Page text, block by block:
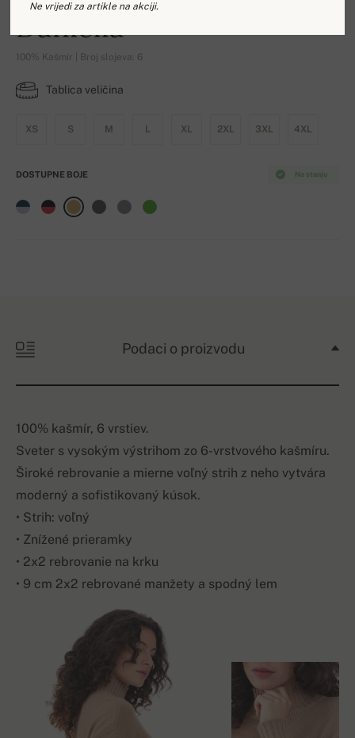
Daniella
100% Kašmir | Broj slojeva: 6
Tablica veličina
XS S M L XL 2XL 3XL 4XL
Na stanju
DOSTUPNE BOJE
Podaci o proizvodu
100% kašmír, 6 vrstiev.
Sveter s vysokým výstrihom zo 6-vrstvového kašmíru.
Široké rebrovanie a mierne voľný strih z neho vytvára
moderný a sofistikovaný kúsok.
• Strih: voľný
• Znížené prieramky
• 2x2 rebrovanie na krku
• 9 cm 2x2 rebrované manžety a spodný lem
Ne vrijedi za artikle na akciji.